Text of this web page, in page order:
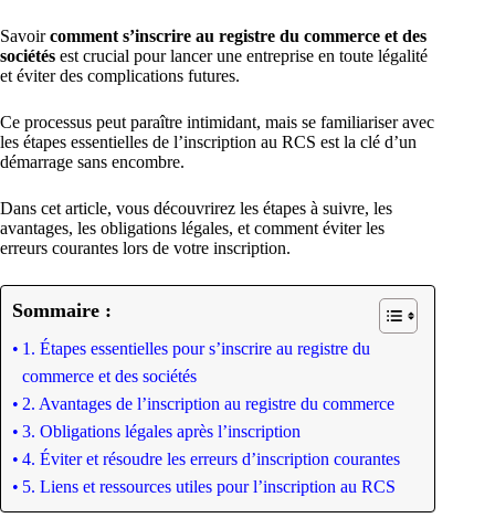
Savoircomment s’inscrire au registre du commerce et des
sociétés est crucial pour lancer une entreprise en toute légalité
et éviter des complications futures.
Ce processus peut paraître intimidant, mais se familiariser avec
les étapes essentielles de l’inscription au RCS est la clé d’un
démarrage sans encombre.
Dans cet article, vous découvrirez les étapes à suivre, les
avantages, les obligations légales, et comment éviter les
erreurs courantes lors de votre inscription.
Sommaire :
1. Étapes essentielles pour s’inscrire au registre du
commerce et des sociétés
2. Avantages de l’inscription au registre du commerce
3. Obligations légales après l’inscription
4. Éviter et résoudre les erreurs d’inscription courantes
5. Liens et ressources utiles pour l’inscription au RCS